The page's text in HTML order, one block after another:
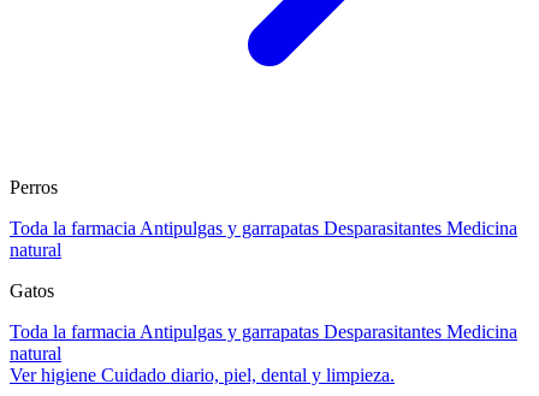
Perros
Toda la farmacia Antipulgas y garrapatas Desparasitantes Medicina
natural
Gatos
Toda la farmacia Antipulgas y garrapatas Desparasitantes Medicina
natural
Ver higiene Cuidado diario, piel, dental y limpieza.